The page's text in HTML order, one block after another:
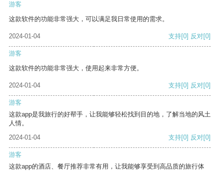
游客
这款软件的功能非常强大，可以满足我日常使用的需求。
2024-01-04 支持[0] 反对[0]
游客
这款软件的功能非常强大，使用起来非常方便。
2024-01-04 支持[0] 反对[0]
游客
这款app是我旅行的好帮手，让我能够轻松找到目的地，了解当地的风土
人情。
2024-01-04
支持[0] 反对[0]
游客
这款app的酒店、餐厅推荐非常有用，让我能够享受到高品质的旅行体